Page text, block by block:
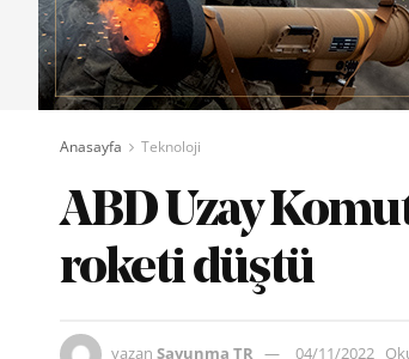
Anasayfa Teknoloji
ABD Uzay
roketi düştü
yazan Savunma TR 04/11/2022